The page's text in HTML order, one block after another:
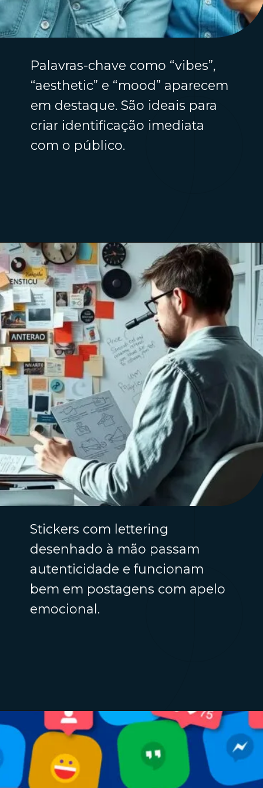
Palavras-chave como “vibes”,
“aesthetic” e “mood” aparecem
em destaque. São ideais para
criar identificação imediata
com o público.
Opening
Stickers com lettering
desenhado à mão passam
autenticidade e funcionam
bem em postagens com apelo
emocional.
Opening https://fabricadestickers.com.br/as-melhores-figurinhas-digitais/